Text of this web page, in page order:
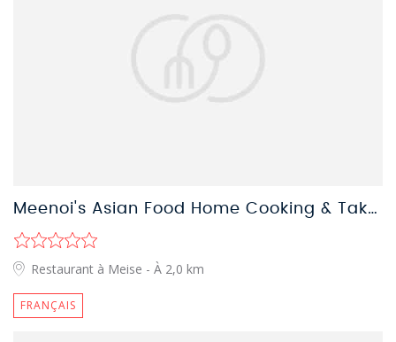
Meenoi's Asian Food Home Cooking & Take Away
Restaurant à Meise - À 2,0 km
FRANÇAIS